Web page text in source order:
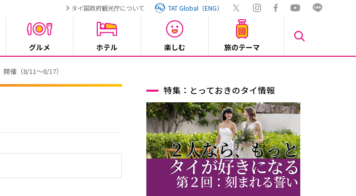
タイ国政府観光庁について TAT Global（ENG）
グルメ ホテル 楽しむ 旅のテーマ
特集：とっておきのタイ情報